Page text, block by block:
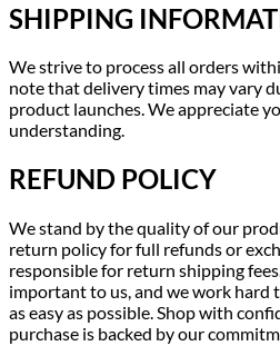
SHIPPING
We strive to process all orders
note that delivery times may vary
product launches. We appreciate
understanding.
REFUND POLICY
We stand by the quality of our
return policy for full refunds or
responsible for return shipping
important to us, and we work hard
as easy as possible. Shop with
purchase is backed by our